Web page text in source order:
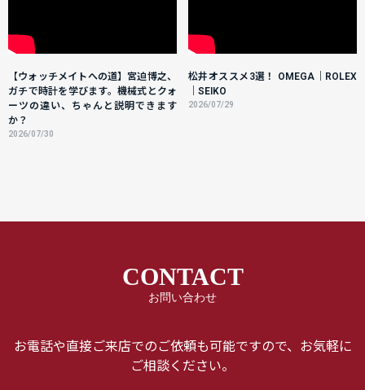
【ウォッチメイトへの道】宮迫博之、
ガチで時計を学びます。機械式とクォ
ーツの違い、ちゃんと説明できます
か？
2026/07/30
松井オススメ3選！ OMEGA｜ROLEX
｜SEIKO
2026/07/29
CONTACT
お問い合わせ
お電話や直接ご来店でのご依頼も可能ですので、お気軽に
ご相談ください。